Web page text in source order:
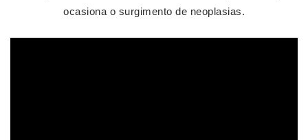
ocasiona o surgimento de neoplasias.